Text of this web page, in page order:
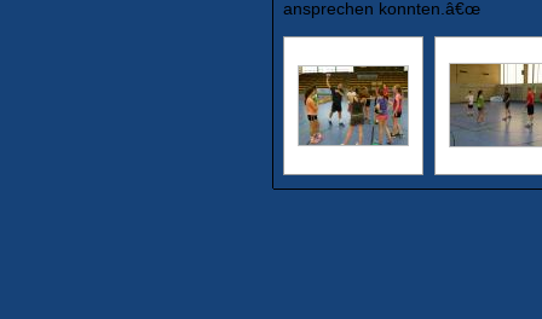
ansprechen konnten.â€œ